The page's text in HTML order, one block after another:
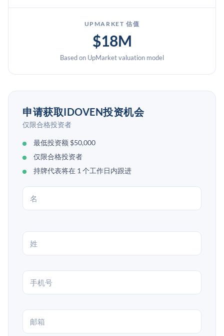
UPMARKET 估值
$18M
Based on UpMarket valuation model
申请获取IDOVEN投资机会
仅限合格投资者
最低投资额 $50,000
仅限合格投资者
持牌代表将在 1 个工作日内跟进